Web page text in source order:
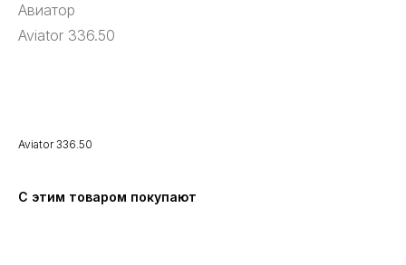
Авиатор
Aviator 336.50
Aviator 336.50
С этим товаром покупают